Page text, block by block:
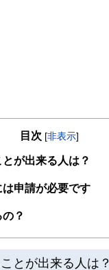
目次 [非表示]
が出来る人は？
申請が必要です
？
とが出来る人は？